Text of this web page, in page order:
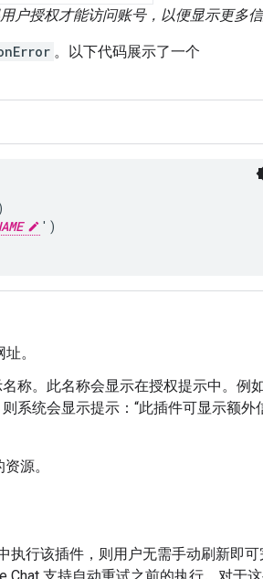
户授权才能访问账号，以便显示更多信
。以下代码展示了一个
')
。
称。此名称会显示在授权提示中。例
则系统会显示提示：“此插件可显示额外
源。
执行该插件，则用户无需手动刷新即
Chat 支持自动重试之前的执行。对于